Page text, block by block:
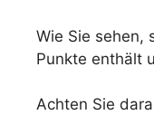
Wie Sie sehen,
Punkte enthält
Achten Sie